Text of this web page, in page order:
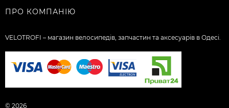
ПРО КОМПАНІЮ
VELOTROFI – магазин велосипедів, запчастин та аксесуарів в Одесі.
© 2026